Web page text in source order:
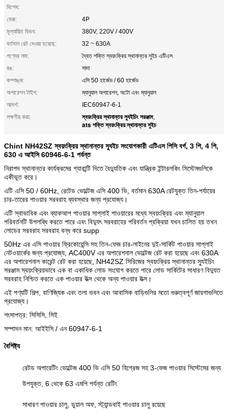
বিশেষ:
মেরু:
4P
মূল্যায়িত বিভব:
380V, 220V / 400V
বর্তমান রেট দেওয়া হয়েছে:
32 ~ 630A
পণ্যের নাম:
দ্বৈত শক্তি স্বয়ংক্রিয় স্থানান্তর সুইচ এটিএস
রঙ:
সাদা
কম্পাঙ্ক:
এসি 50 হার্জেড / 60 হার্জেড
অপারেশন টাইপ:
ম্যানুয়াল অপারেশন, অটো এবং ম্যানুয়াল
আদর্শ:
IEC60947-6-1
লক্ষণীয় করা:
স্বয়ংক্রিয় স্থানান্তর স্যুইচিং সরঞ্জাম,
ats শক্তি স্বয়ংক্রিয় স্থানান্তর সুইচ
Chint NH42SZ স্বয়ংক্রিয় স্থানান্তর স্যুইচ সংযোগকারী এটিএস পিসি বর্গ, 3 পি, 4 পি,
630 এ আইসি 60946-6-1 পর্যন্ত
নিরাপদ স্থানান্তর কার্যক্রমের গ্যারান্টি দিতে বৈদ্যুতিক এবং যান্ত্রিক ইন্টারলকিং সিস্টেমগুলিকে
একীভূত করে।
এটি এসি 50 / 60Hz, রেটেড ভোল্টেজ এসি 400 ভি, বর্তমান 630A রেটযুক্ত তিন-পর্যায়ের
চার-তারের পাওয়ার সরবরাহ ব্যবস্থার জন্য প্রযোজ্য।
এটি স্বাভাবিক এবং ব্যাকআপ পাওয়ার সাপ্লাই পাওয়ারের মধ্যে স্বয়ংক্রিয় এবং ম্যানুয়াল
পরিবর্তনটি উপলব্ধি করতে পারে এবং বিদ্যুৎ সরবরাহের পরিবর্তন প্রক্রিয়া যখন চালিত হয় তখন
লোডের সরবরাহ সরবরাহ বন্ধ করে supp
50Hz এর এসি পাওয়ার ফ্রিকোয়েন্সি সহ তিন-ফেজ চার-লাইনের দুই-সার্কিট পাওয়ার সাপ্লাই
নেটওয়ার্কের জন্য প্রযোজ্য, AC400V এর অপারেশনাল ভোল্টেজ রেট করা হয়েছে এবং 630A
এর অপারেশনাল কারেন্ট রেট করা হয়েছে, NH42SZ সিরিজের স্বয়ংক্রিয় স্থানান্তর স্যুইচিং
সরঞ্জাম স্বয়ংক্রিয়ভাবে এক বা একাধিক লোড সংযোগ করতে পারে লোড সার্কিটের সাধারণ বিদ্যুত
সরবরাহ নিশ্চিত করতে এক পাওয়ার উত্স থেকে অন্য পাওয়ার উত্স।
এই পণ্যটি শিল্প, বাণিজ্যিক এবং তলা ভবন এবং আবাসিক বাড়িগুলির মতো গুরুত্বপূর্ণ জায়গাগুলিতে
প্রযোজ্য।
শংসাপত্র: সিসিসি, সিই
সম্পাদন মান: আইইসি / এন 60947-6-1
বৈশিষ্ট্য
রেটড অপারেটিং ভোল্টেজ 400 ভি এসি 50 হিগ্রেজ সহ 3-ফেজ পাওয়ার সিস্টেমের জন্য
উপযুক্ত, 6 থেকে 63 এমপি পর্যন্ত রেটিং
সাধারণ পাওয়ার চালু, ডুয়াল অফ, স্ট্যান্ডবাই পাওয়ার চালু রয়েছে